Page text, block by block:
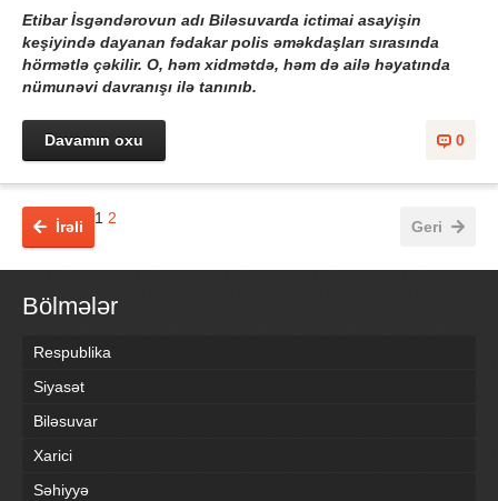
Etibar İsgəndərovun adı Biləsuvarda ictimai asayişin
keşiyində dayanan fədakar polis əməkdaşları sırasında
hörmətlə çəkilir. O, həm xidmətdə, həm də ailə həyatında
nümunəvi davranışı ilə tanınıb.
0
Davamın oxu
İrəli 1 2 Geri
Bölmələr
Respublika
Siyasət
Biləsuvar
Xarici
Səhiyyə